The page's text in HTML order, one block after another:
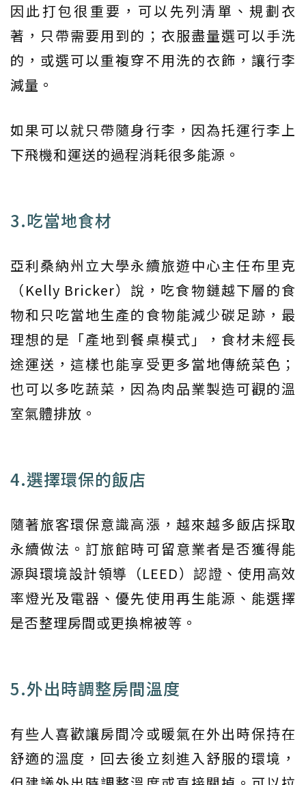
因此打包很重要，可以先列清單、規劃衣
著，只帶需要用到的；衣服盡量選可以手洗
的，或選可以重複穿不用洗的衣飾，讓行李
減量。
如果可以就只帶隨身行李，因為托運行李上
下飛機和運送的過程消耗很多能源。
3.吃當地食材
亞利桑納州立大學永續旅遊中心主任布里克
（Kelly Bricker）說，吃食物鏈越下層的食
物和只吃當地生產的食物能減少碳足跡，最
理想的是「產地到餐桌模式」，食材未經長
途運送，這樣也能享受更多當地傳統菜色；
也可以多吃蔬菜，因為肉品業製造可觀的溫
室氣體排放。
4.選擇環保的飯店
隨著旅客環保意識高漲，越來越多飯店採取
永續做法。訂旅館時可留意業者是否獲得能
源與環境設計領導（LEED）認證、使用高效
率燈光及電器、優先使用再生能源、能選擇
是否整理房間或更換棉被等。
5.外出時調整房間溫度
有些人喜歡讓房間冷或暖氣在外出時保持在
舒適的溫度，回去後立刻進入舒服的環境，